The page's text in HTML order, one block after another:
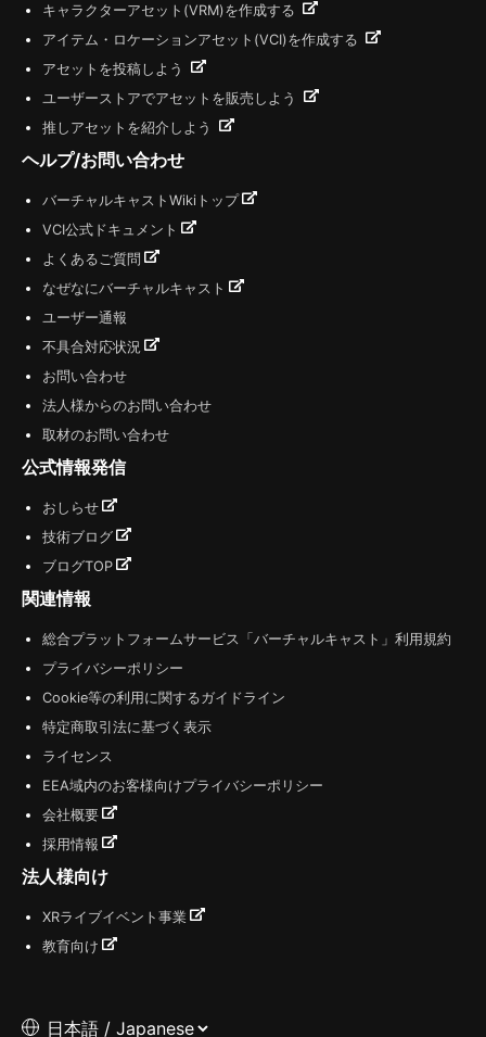
キャラクターアセット(VRM)を作成する
アイテム・ロケーションアセット(VCI)を作成する
アセットを投稿しよう
ユーザーストアでアセットを販売しよう
推しアセットを紹介しよう
ヘルプ/お問い合わせ
バーチャルキャストWikiトップ
VCI公式ドキュメント
よくあるご質問
なぜなにバーチャルキャスト
ユーザー通報
不具合対応状況
お問い合わせ
法人様からのお問い合わせ
取材のお問い合わせ
公式情報発信
おしらせ
技術ブログ
ブログTOP
関連情報
総合プラットフォームサービス「バーチャルキャスト」利用規約
プライバシーポリシー
Cookie等の利用に関するガイドライン
特定商取引法に基づく表示
ライセンス
EEA域内のお客様向けプライバシーポリシー
会社概要
採用情報
法人様向け
XRライブイベント事業
教育向け